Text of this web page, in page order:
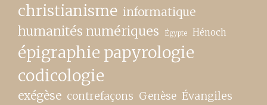
christianisme informatique
humanités numériques Égypte Hénoch
épigraphie papyrologie
codicologie
exégèse contrefaçons Genèse Évangiles